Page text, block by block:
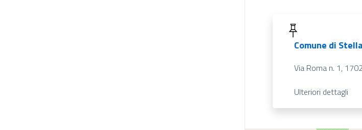
Comune di
Via Roma n. 1,
Ulteriori dettagli